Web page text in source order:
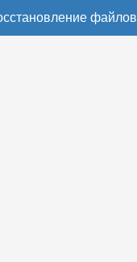
файлов